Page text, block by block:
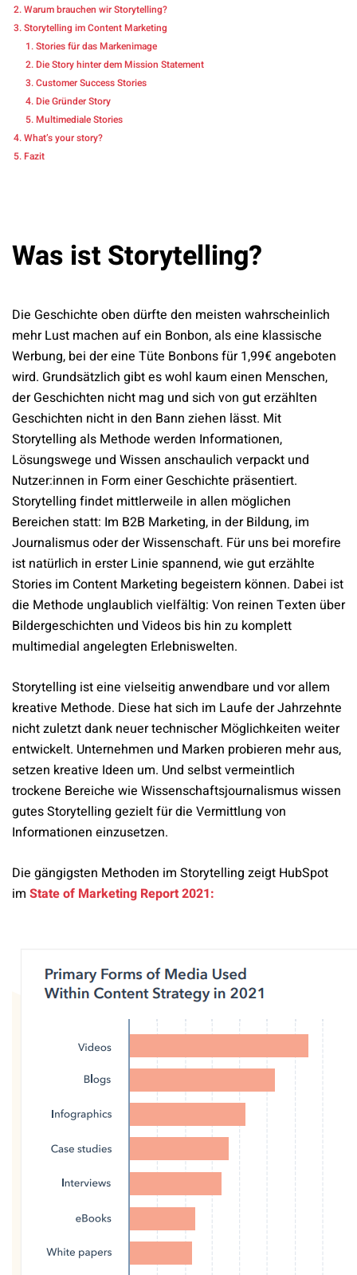
Warum brauchen wir Storytelling?
Storytelling im Content Marketing
Stories für das Markenimage
Die Story hinter dem Mission Statement
Customer Success Stories
Die Gründer Story
Multimediale Stories
What’s your story?
Fazit
Was ist Storytelling?
Die Geschichte oben dürfte den meisten wahrscheinlich
mehr Lust machen auf ein Bonbon, als eine klassische
Werbung, bei der eine Tüte Bonbons für 1,99€ angeboten
wird. Grundsätzlich gibt es wohl kaum einen Menschen,
der Geschichten nicht mag und sich von gut erzählten
Geschichten nicht in den Bann ziehen lässt. Mit
Storytelling als Methode werden Informationen,
Lösungswege und Wissen anschaulich verpackt und
Nutzer:innen in Form einer Geschichte präsentiert.
Storytelling findet mittlerweile in allen möglichen
Bereichen statt: Im B2B Marketing, in der Bildung, im
Journalismus oder der Wissenschaft. Für uns bei morefire
ist natürlich in erster Linie spannend, wie gut erzählte
Stories im Content Marketing begeistern können. Dabei ist
die Methode unglaublich vielfältig: Von reinen Texten über
Bildergeschichten und Videos bis hin zu komplett
multimedial angelegten Erlebniswelten.
Storytelling ist eine vielseitig anwendbare und vor allem
kreative Methode. Diese hat sich im Laufe der Jahrzehnte
nicht zuletzt dank neuer technischer Möglichkeiten weiter
entwickelt. Unternehmen und Marken probieren mehr aus,
setzen kreative Ideen um. Und selbst vermeintlich
trockene Bereiche wie Wissenschaftsjournalismus wissen
gutes Storytelling gezielt für die Vermittlung von
Informationen einzusetzen.
Die gängigsten Methoden im Storytelling zeigt HubSpot
im State of Marketing Report 2021: